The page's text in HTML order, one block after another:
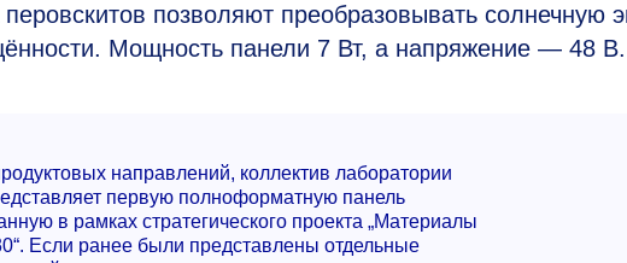
позволяют преобразовывать солнечную
Мощность панели 7 Вт, а напряжение — 48 В.
направлений, коллектив лаборатории
первую полноформатную панель
в рамках стратегического проекта „Материалы
Если ранее были представлены отдельные